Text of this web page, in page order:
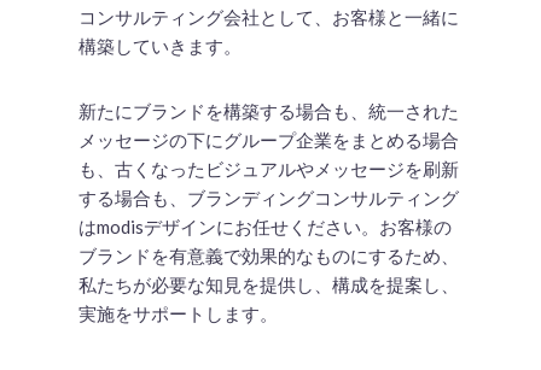
コンサルティング会社として、お客様と一緒に
構築していきます。
新たにブランドを構築する場合も、統一された
メッセージの下にグループ企業をまとめる場合
も、古くなったビジュアルやメッセージを刷新
する場合も、ブランディングコンサルティング
はmodisデザインにお任せください。お客様の
ブランドを有意義で効果的なものにするため、
私たちが必要な知見を提供し、構成を提案し、
実施をサポートします。